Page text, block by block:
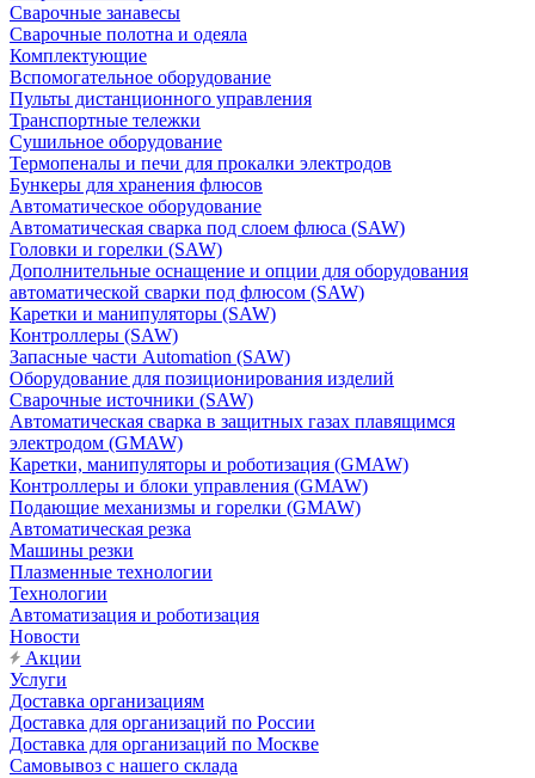
Сварочные занавесы
Сварочные полотна и одеяла
Комплектующие
Вспомогательное оборудование
Пульты дистанционного управления
Транспортные тележки
Сушильное оборудование
Термопеналы и печи для прокалки электродов
Бункеры для хранения флюсов
Автоматическое оборудование
Автоматическая сварка под слоем флюса (SAW)
Головки и горелки (SAW)
Дополнительные оснащение и опции для оборудования
автоматической сварки под флюсом (SAW)
Каретки и манипуляторы (SAW)
Контроллеры (SAW)
Запасные части Automation (SAW)
Оборудование для позиционирования изделий
Сварочные источники (SAW)
Автоматическая сварка в защитных газах плавящимся
электродом (GMAW)
Каретки, манипуляторы и роботизация (GMAW)
Контроллеры и блоки управления (GMAW)
Подающие механизмы и горелки (GMAW)
Автоматическая резка
Машины резки
Плазменные технологии
Технологии
Автоматизация и роботизация
Новости
Акции
Услуги
Доставка организациям
Доставка для организаций по России
Доставка для организаций по Москве
Самовывоз с нашего склада